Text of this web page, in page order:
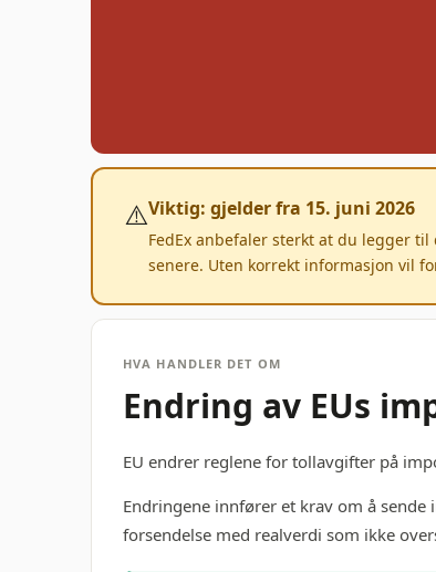
⚠️Viktig: gjelder fra 15. juni 2026
FedEx anbefaler sterkt at du legger
senere. Uten korrekt informasjon vil
HVA HANDLER DET OM
Endring av EUs
EU endrer reglene for tollavgifter på
Endringene innfører et krav om å
forsendelse med realverdi som ikke